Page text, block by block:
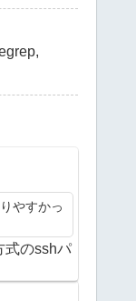
やすかっ
式のsshパ